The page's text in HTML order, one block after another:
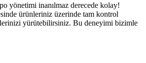
yönetimi inanılmaz derecede kolay!
ürünleriniz üzerinde tam kontrol
yürütebilirsiniz. Bu deneyimi bizimle